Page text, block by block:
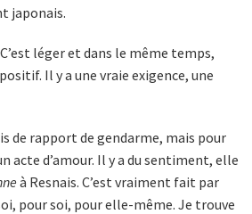
japonais.
léger et dans le même temps,
Il y a une vraie exigence, une
de rapport de gendarme, mais pour
acte d’amour. Il y a du sentiment, elle
à Resnais. C’est vraiment fait par
pour soi, pour elle-même. Je trouve